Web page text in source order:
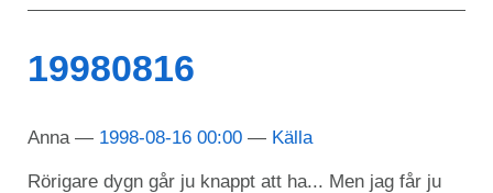
19980816
Anna 1998-08-16 00:00 Källa
Rörigare dygn går ju knappt att ha... Men jag får ju